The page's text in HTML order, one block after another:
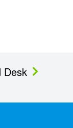
Desk